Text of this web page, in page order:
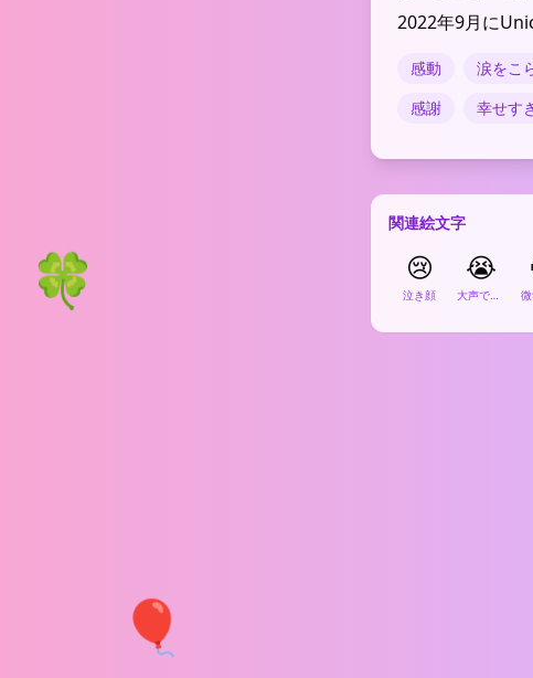
🎈
🍀
2022年9月に
感動 涙をこ
感謝
幸せす
関連絵文字
😢
泣き顔
😭
大声で泣く